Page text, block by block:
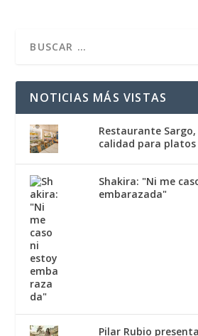
NOTICIAS MÁS VISTAS
Restaurante
calidad para
Shakira: "Ni me
embarazada"
Pilar Rubio